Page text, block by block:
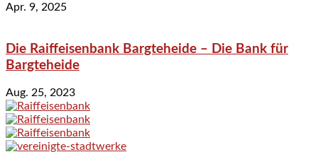
Apr. 9, 2025
Die Raiffeisenbank Bargteheide – Die Bank für
Bargteheide
Aug. 25, 2023